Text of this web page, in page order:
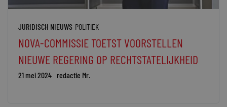
JURIDISCH NIEUWS POLITIEK
NOVA-COMMISSIE TOETST VOORSTELLEN
NIEUWE REGERING OP RECHTSTATELIJKHEID
21 mei 2024 redactie Mr.